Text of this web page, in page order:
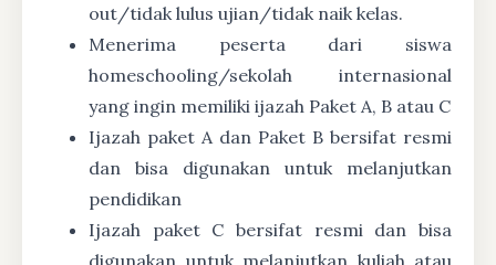
out/tidak lulus ujian/tidak naik kelas.
Menerima peserta dari siswa
homeschooling/sekolah internasional
yang ingin memiliki ijazah Paket A, B atau C
Ijazah paket A dan Paket B bersifat resmi
dan bisa digunakan untuk melanjutkan
pendidikan
Ijazah paket C bersifat resmi dan bisa
digunakan untuk melanjutkan kuliah atau